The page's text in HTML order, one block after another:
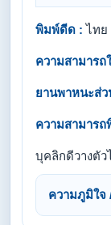
พิมพ์ดีด : ไทย
ความสามารถ
ยานพาหนะส่ว
ความสามารถ
บุคลิกดีวางตั
ความภูมิใจ